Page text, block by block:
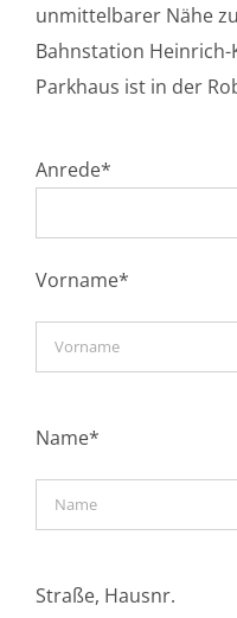
unmittelbarer Nähe
Bahnstation
Parkhaus ist in der
Anrede*
Vorname*
Name*
Straße, Hausnr.